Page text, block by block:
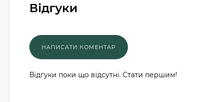
Відгуки
Відгуки поки що відсутні. Стати першим!